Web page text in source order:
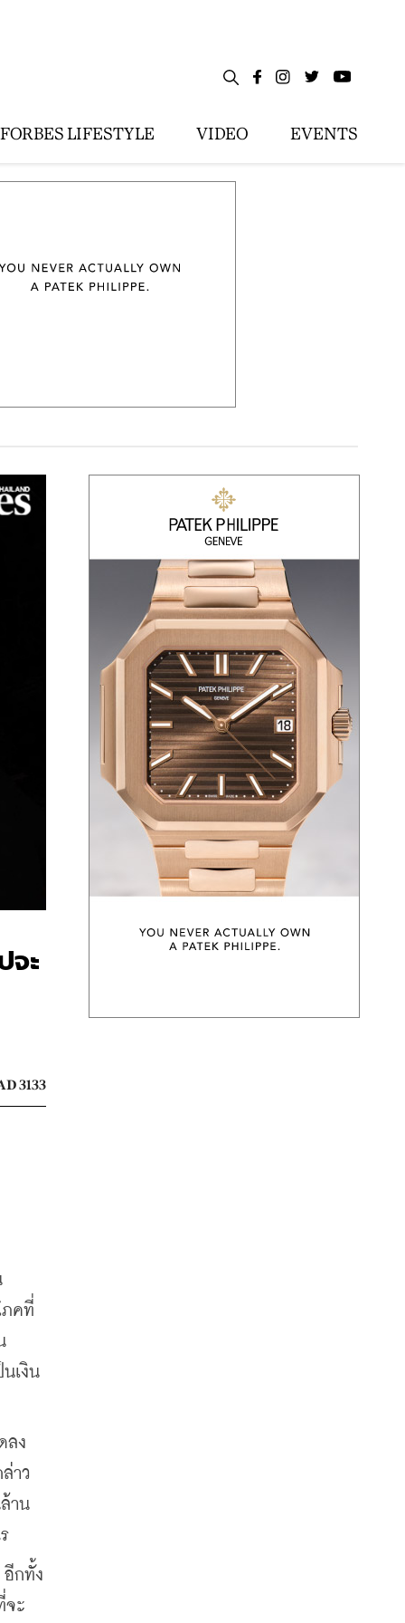
FORBES LIFESTYLE VIDEO EVENTS
ะ
3133
ภคที่
เงิน
ลง
าว
าน
กทั้ง
จะ